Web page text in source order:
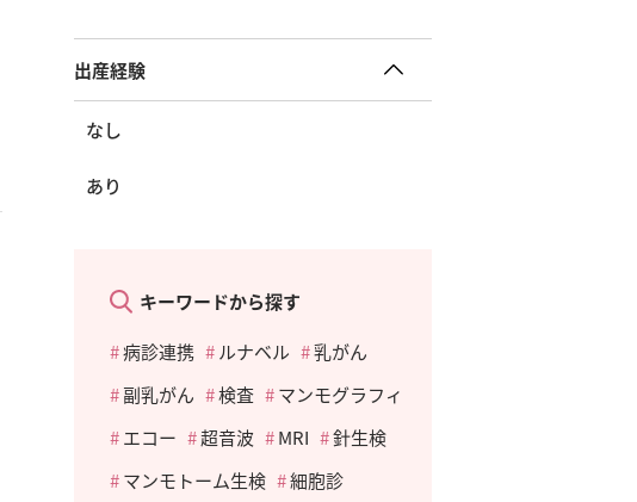
出産経験
なし
あり
キーワードから探す
病診連携
ルナベル
乳がん
副乳がん
検査
マンモグラフィ
エコー
超音波 MRI
針生検
マンモトーム生検
細胞診